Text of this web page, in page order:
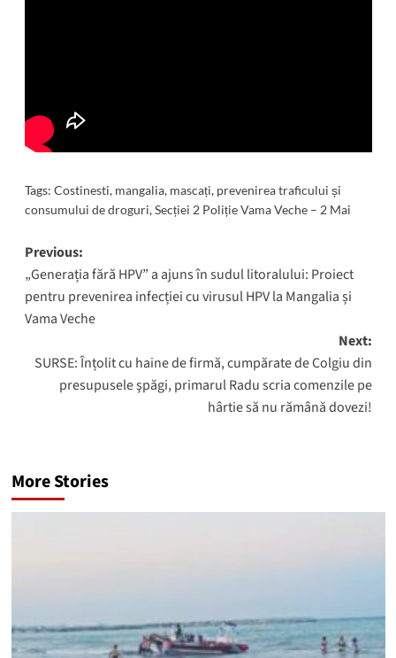
Tags: Costinesti, mangalia, mascați, prevenirea traficului și
consumului de droguri,Secției 2 Poliție Vama Veche – 2 Mai
Post
navigation
Previous:
„Generația fără HPV” a ajuns în sudul litoralului: Proiect
pentru prevenirea infecției cu virusul HPV la Mangalia și
Vama Veche
Next:
SURSE: Înțolit cu haine de firmă, cumpărate de Colgiu din
presupusele şpăgi, primarul Radu scria comenzile pe
hârtie să nu rămână dovezi!
More Stories